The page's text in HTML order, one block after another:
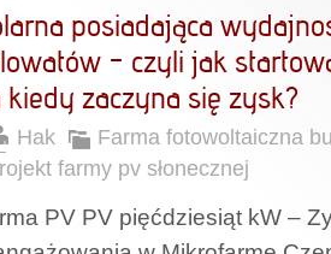
posiadająca
– czyli jak
kiedy zaczyna się zysk?
Hak
Farma fotowoltaiczna
farmy pv słonecznej
PV PV pięćdziesiąt kW –